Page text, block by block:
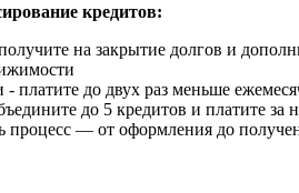
кредитов:
на закрытие долгов и
платите до двух раз меньше
до 5 кредитов и платите за
процесс — от оформления до